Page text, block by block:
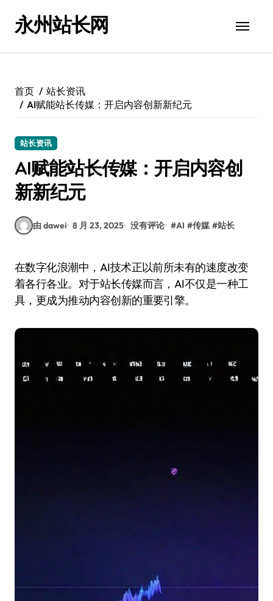
永州站长网
首页
站长资讯
AI赋能站长传媒：开启内容创新新纪元
站长资讯
AI赋能站长传媒：开启内容创
新新纪元
由 dawei 8 月 23, 2025 没有评论 #AI #传媒 #站长
在数字化浪潮中，AI技术正以前所未有的速度改变
着各行各业。对于站长传媒而言，AI不仅是一种工
具，更成为推动内容创新的重要引擎。